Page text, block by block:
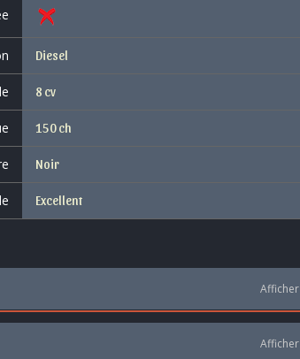
Diesel
8 cv
150 ch
Noir
Excellent
Afficher
Afficher